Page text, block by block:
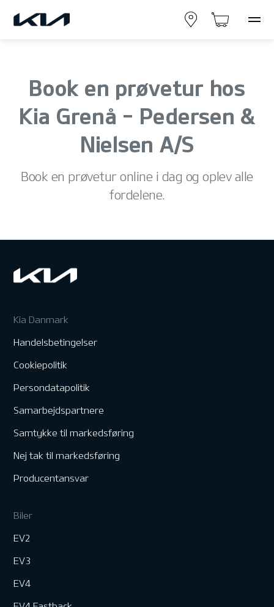
Book en prøvetur hos
Kia Grenå - Pedersen &
Nielsen A/S
Book en prøvetur online i dag og oplev alle
fordelene.
Kia Danmark
Handelsbetingelser
Cookiepolitik
Persondatapolitik
Samarbejdspartnere
Samtykke til markedsføring
Nej tak til markedsføring
Producentansvar
Biler
EV2
EV3
EV4